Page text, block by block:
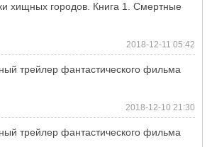
хищных городов. Книга 1. Смертные
2018-12-11 05:42
трейлер фантастического фильма
2018-12-10 21:30
трейлер фантастического фильма